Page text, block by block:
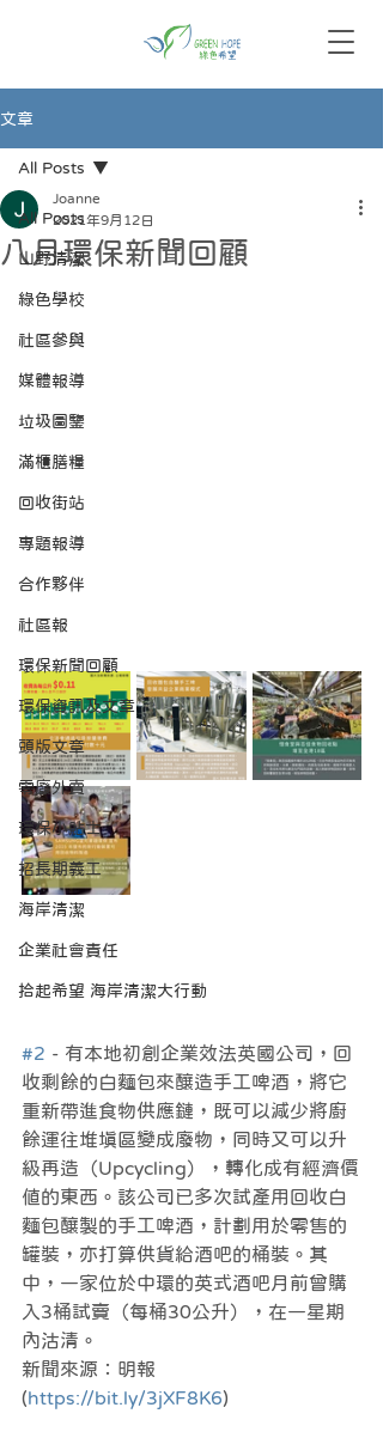
文章
All Posts
山野清潔
綠色學校
社區參與
媒體報導
垃圾圖鑒
滿櫃膳糧
回收街站
專題報導
合作夥伴
社區報
環保新聞回顧
環保資訊及文章
頭版文章
零廢外賣
環保小貼士
招長期義工
海岸清潔
企業社會責任
拾起希望 海岸清潔大行動
All Posts
八月環保新聞回顧
Joanne
2021年9月12日
#2 - 有本地初創企業效法英國公司，回
收剩餘的白麵包來釀造手工啤酒，將它
重新帶進食物供應鏈，既可以減少將廚
餘運往堆填區變成廢物，同時又可以升
級再造（Upcycling），轉化成有經濟價
值的東西。該公司已多次試產用回收白
麵包釀製的手工啤酒，計劃用於零售的
罐裝，亦打算供貨給酒吧的桶裝。其
中，一家位於中環的英式酒吧月前曾購
入3桶試賣（每桶30公升），在一星期
內沽清。
新聞來源：明報
(https://bit.ly/3jXF8K6)